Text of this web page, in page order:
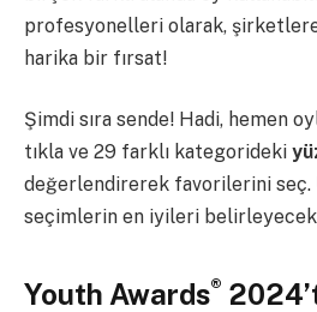
profesyonelleri olarak,
harika bir fırsat!
Şimdi sıra sende! Hadi, hemen
tıkla ve 29 farklı kategorideki
değerlendirerek favorilerini seç.
seçimlerin en iyileri
Youth Awards®